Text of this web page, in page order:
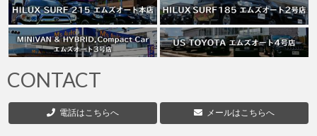
CONTACT
電話はこちらへ メールはこちらへ